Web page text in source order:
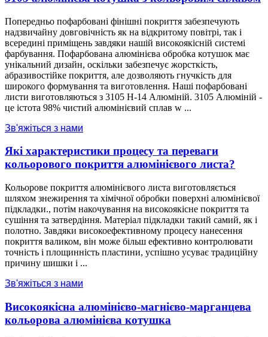
Попередньо пофарбовані фінішні покриття забезпечують
надзвичайну довговічність як на відкритому повітрі, так і
всередині приміщень завдяки нашій високоякісній системі
фарбування. Пофарбована алюмінієва обробка котушок має
унікальний дизайн, оскільки забезпечує жорсткість,
абразивостійке покриття, але дозволяють гнучкість для
широкого формування та виготовлення. Наші пофарбовані
листи виготовляються з 3105 H-14 Алюміній. 3105 Алюміній -
це істота 98% чистий алюмінієвий сплав w ...
Зв'яжіться з нами
Які характеристики процесу та переваги
кольорового покриття алюмінієвого листа?
Кольорове покриття алюмінієвого листа виготовляється
шляхом знежирення та хімічної обробки поверхні алюмінієвої
підкладки., потім накочування на високоякісне покриття та
сушіння та затвердіння. Матеріал підкладки такий самий, як і
полотно. Завдяки високоефективному процесу нанесення
покриття валиком, він може більш ефективно контролювати
точність і площинність пластини, успішно усуває традиційну
причину шишки і ...
Зв'яжіться з нами
Високоякісна алюмінієво-магнієво-марганцева
кольорова алюмінієва котушка